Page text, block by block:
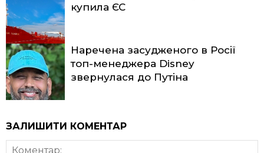
купила ЄС
Наречена засудженого в Росії
топ-менеджера Disney
звернулася до Путіна
ЗАЛИШИТИ КОМЕНТАР